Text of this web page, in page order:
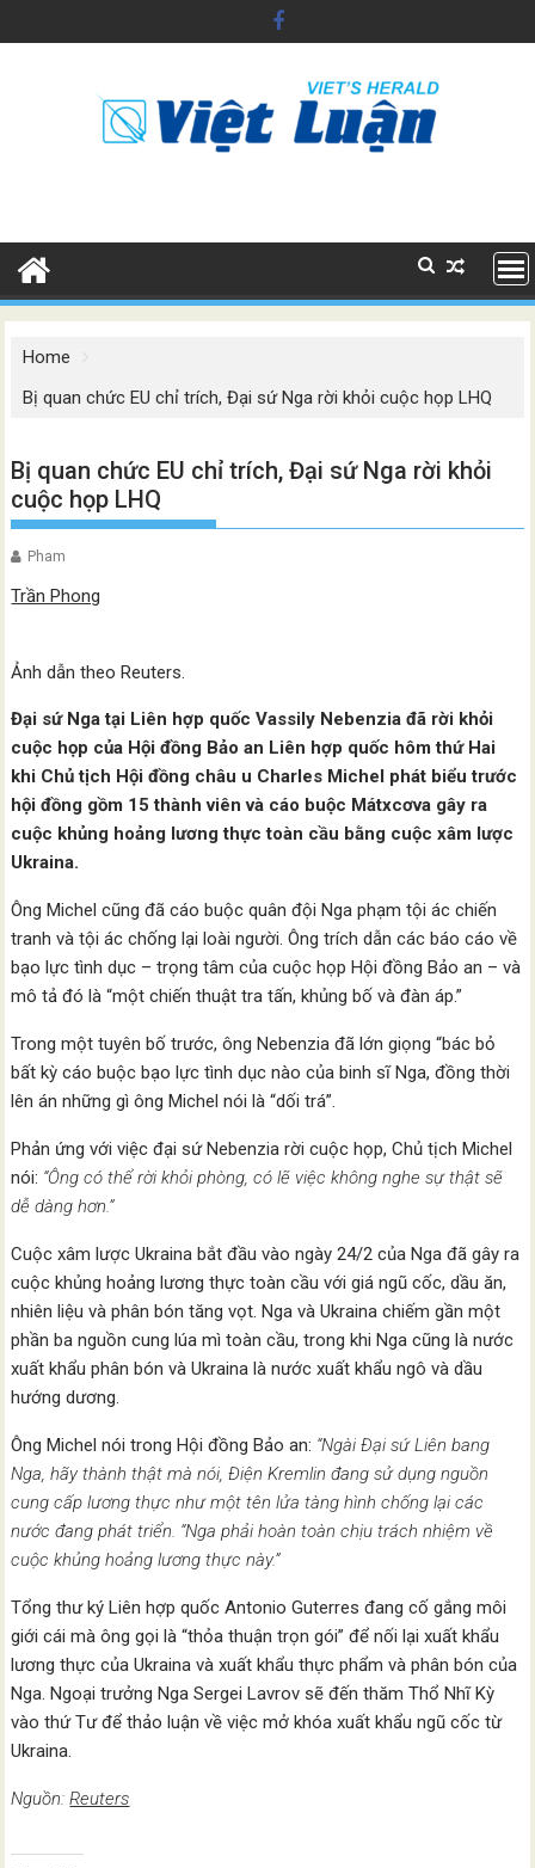
to
Home
Bị quan chức EU chỉ trích, Đại sứ Nga rời khỏi cuộc họp LHQ
Bị quan chức EU chỉ trích, Đại sứ Nga rời khỏi
cuộc họp LHQ
Pham
Trần Phong
Ảnh dẫn theo Reuters.
Đại sứ Nga tại Liên hợp quốc Vassily Nebenzia đã rời khỏi
cuộc họp của Hội đồng Bảo an Liên hợp quốc hôm thứ Hai
khi Chủ tịch Hội đồng châu u Charles Michel phát biểu trước
hội đồng gồm 15 thành viên và cáo buộc Mátxcơva gây ra
cuộc khủng hoảng lương thực toàn cầu bằng cuộc xâm lược
Ukraina.
Ông Michel cũng đã cáo buộc quân đội Nga phạm tội ác chiến
tranh và tội ác chống lại loài người. Ông trích dẫn các báo cáo về
bạo lực tình dục – trọng tâm của cuộc họp Hội đồng Bảo an – và
mô tả đó là “một chiến thuật tra tấn, khủng bố và đàn áp.”
Trong một tuyên bố trước, ông Nebenzia đã lớn giọng “bác bỏ
bất kỳ cáo buộc bạo lực tình dục nào của binh sĩ Nga, đồng thời
lên án những gì ông Michel nói là “dối trá”.
Phản ứng với việc đại sứ Nebenzia rời cuộc họp, Chủ tịch Michel
nói: “Ông có thể rời khỏi phòng, có lẽ việc không nghe sự thật sẽ
dễ dàng hơn.”
Cuộc xâm lược Ukraina bắt đầu vào ngày 24/2 của Nga đã gây ra
cuộc khủng hoảng lương thực toàn cầu với giá ngũ cốc, dầu ăn,
nhiên liệu và phân bón tăng vọt. Nga và Ukraina chiếm gần một
phần ba nguồn cung lúa mì toàn cầu, trong khi Nga cũng là nước
xuất khẩu phân bón và Ukraina là nước xuất khẩu ngô và dầu
hướng dương.
Ông Michel nói trong Hội đồng Bảo an: “Ngài Đại sứ Liên bang
Nga, hãy thành thật mà nói, Điện Kremlin đang sử dụng nguồn
cung cấp lương thực như một tên lửa tàng hình chống lại các
nước đang phát triển. “Nga phải hoàn toàn chịu trách nhiệm về
cuộc khủng hoảng lương thực này.”
Tổng thư ký Liên hợp quốc Antonio Guterres đang cố gắng môi
giới cái mà ông gọi là “thỏa thuận trọn gói” để nối lại xuất khẩu
lương thực của Ukraina và xuất khẩu thực phẩm và phân bón của
Nga. Ngoại trưởng Nga Sergei Lavrov sẽ đến thăm Thổ Nhĩ Kỳ
vào thứ Tư để thảo luận về việc mở khóa xuất khẩu ngũ cốc từ
Ukraina.
Nguồn:Reuters